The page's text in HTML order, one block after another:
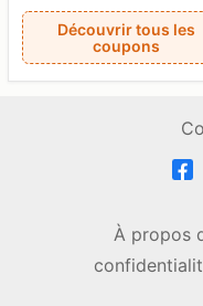
Découvrir tous les
coupons
À propos